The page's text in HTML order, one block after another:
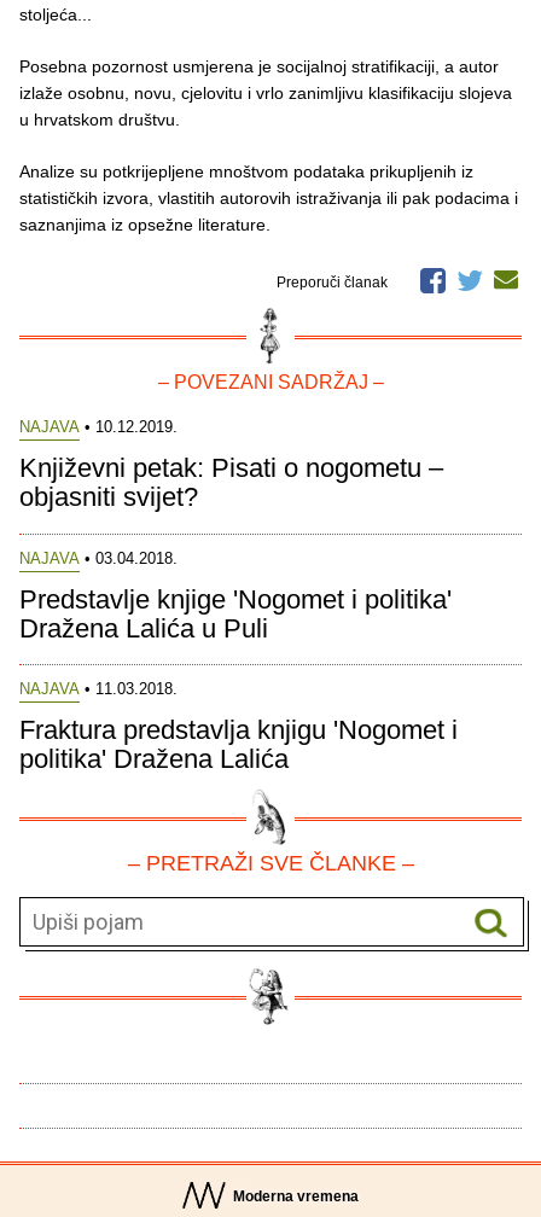
stoljeća...
Posebna pozornost usmjerena je socijalnoj stratifikaciji, a autor
izlaže osobnu, novu, cjelovitu i vrlo zanimljivu klasifikaciju slojeva
u hrvatskom društvu.
Analize su potkrijepljene mnoštvom podataka prikupljenih iz
statističkih izvora, vlastitih autorovih istraživanja ili pak podacima i
saznanjima iz opsežne literature.
Preporuči članak
– POVEZANI SADRŽAJ –
NAJAVA • 10.12.2019.
Književni petak: Pisati o nogometu –
objasniti svijet?
NAJAVA • 03.04.2018.
Predstavlje knjige 'Nogomet i politika'
Dražena Lalića u Puli
NAJAVA • 11.03.2018.
Fraktura predstavlja knjigu 'Nogomet i
politika' Dražena Lalića
– PRETRAŽI SVE ČLANKE –
Moderna vremena